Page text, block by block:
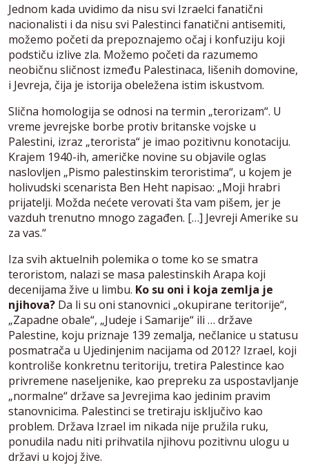
Jednom kada uvidimo da nisu svi Izraelci fanatični
nacionalisti i da nisu svi Palestinci fanatični antisemiti,
možemo početi da prepoznajemo očaj i konfuziju koji
podstiču izlive zla. Možemo početi da razumemo
neobičnu sličnost između Palestinaca, lišenih domovine,
i Jevreja, čija je istorija obeležena istim iskustvom.
Slična homologija se odnosi na termin „terorizam“. U
vreme jevrejske borbe protiv britanske vojske u
Palestini, izraz „terorista“ je imao pozitivnu konotaciju.
Krajem 1940-ih, američke novine su objavile oglas
naslovljen „Pismo palestinskim teroristima“, u kojem je
holivudski scenarista Ben Heht napisao: „Moji hrabri
prijatelji. Možda nećete verovati šta vam pišem, jer je
vazduh trenutno mnogo zagađen. […] Jevreji Amerike su
za vas.“
Iza svih aktuelnih polemika o tome ko se smatra
teroristom, nalazi se masa palestinskih Arapa koji
decenijama žive u limbu. Ko su oni i koja zemlja je
njihova? Da li su oni stanovnici „okupirane teritorije“,
„Zapadne obale“, „Judeje i Samarije“ ili … države
Palestine, koju priznaje 139 zemalja, nečlanice u statusu
posmatrača u Ujedinjenim nacijama od 2012? Izrael, koji
kontroliše konkretnu teritoriju, tretira Palestince kao
privremene naseljenike, kao prepreku za uspostavljanje
„normalne“ države sa Jevrejima kao jedinim pravim
stanovnicima. Palestinci se tretiraju isključivo kao
problem. Država Izrael im nikada nije pružila ruku,
ponudila nadu niti prihvatila njihovu pozitivnu ulogu u
državi u kojoj žive.